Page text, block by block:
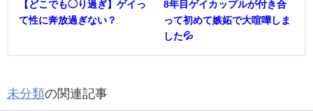
【どこでも◯り過ぎ】ゲイっ
て性に奔放過ぎない？
8年目ゲイカップルが付き合
って初めて嫉妬で大喧嘩しま
した💦
未分類の関連記事